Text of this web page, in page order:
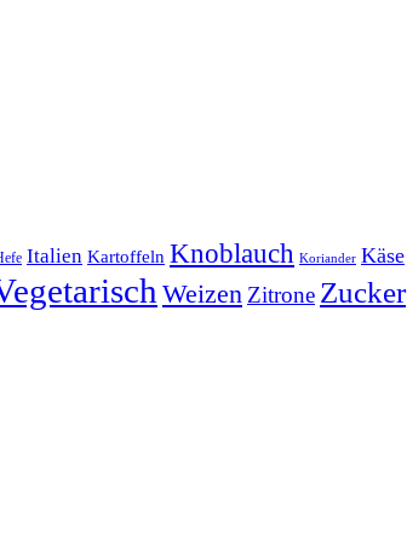
Italien Kartoffeln Knoblauch Koriander Käse
Weizen Zitrone Zucker